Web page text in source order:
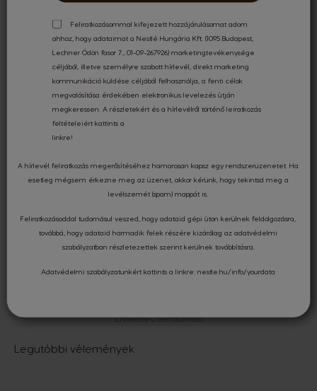
Feliratkozásommal kifejezett hozzájárulásomat adom
ahhoz, hogy adataimat a Nestlé Hungária Kft. (1095 Budapest,
Lechner Ödön fasor 7., 01-09-267926) marketingtevékenysége
céljából, illetve személyre szabott hírlevél, direkt marketing
kommunikáció küldése céljából felhasználja, a fenti célok
megvalósítása érdekében elektronikus levelezés útján
megkeressen. A részletekért és a hírlevélről történő leiratkozás
feltételeiért kattints a
linkre!
A hírlevél feliratkozás megerősítéséhez hamarosan kapsz egy rendszerüzenetet. Ha
esetleg mégsem érkezne meg az üzenet, akkor kérünk, hogy tekintsd meg a
levélszemét (spam) mappát is.
Feliratkozásoddal tudomásul veszed, hogy adataid gépi úton kerülnek feldolgozásra,
továbbá, hogy adataid harmadik felek részére kizárólag azadatvédelmi
szabályzatban részletezettek szerint kerülnek továbbításra.
Adatvédelmi szabályzatunkért kattints a linkre:nestle.hu/info/yourdata
Értékelések és vélemények
0.00
Értékelte 0 felhasználó
Legutóbbi vélemények